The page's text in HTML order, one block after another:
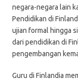
negara-negara lain
Pendidikan di
ujian formal hingga
dari pendidikan di
pengembangan
Guru di Finlandia